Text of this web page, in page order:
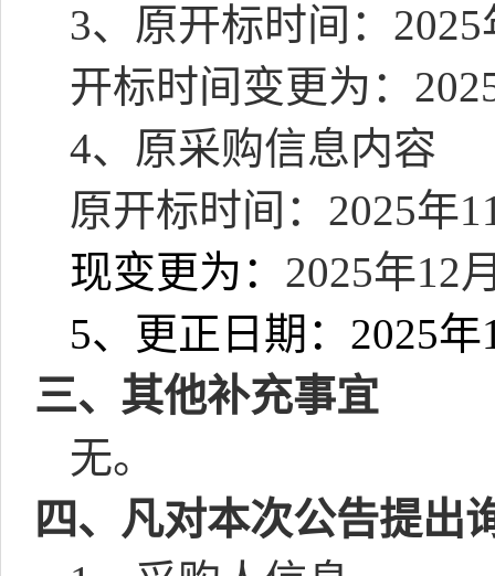
3、原开标时间： 2025
开标时间变更为：
4、原采购信息内容
原开标时间： 2025年
现变更为： 2025年12
5、更正日期： 2025年
三、其他补充事宜
无。
四、凡对本次公告提出